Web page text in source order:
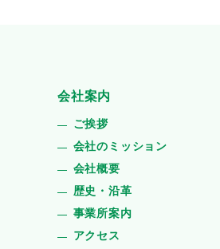
会社案内
ご挨拶
会社のミッション
会社概要
歴史・沿革
事業所案内
アクセス